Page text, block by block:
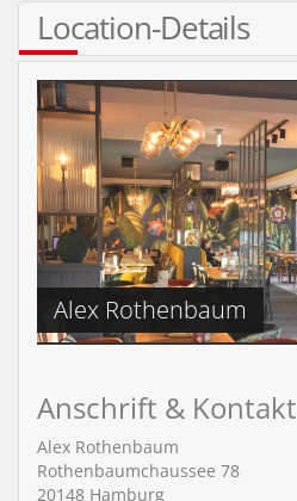
Location-Details
Alex Rothenbaum
Anschrift & Kontakt
Alex Rothenbaum
Rothenbaumchaussee 78
20148 Hamburg